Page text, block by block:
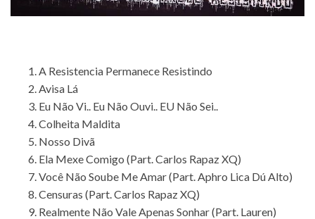
A Resistencia Permanece Resistindo
Avisa Lá
Eu Não Vi.. Eu Não Ouvi.. EU Não Sei..
Colheita Maldita
Nosso Divã
Ela Mexe Comigo (Part. Carlos Rapaz XQ)
Você Não Soube Me Amar (Part. Aphro Lica Dú Alto)
Censuras (Part. Carlos Rapaz XQ)
Realmente Não Vale Apenas Sonhar (Part. Lauren)